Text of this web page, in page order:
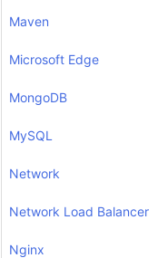
Maven
Microsoft Edge
MongoDB
MySQL
Network
Network Load Balancer
Nginx